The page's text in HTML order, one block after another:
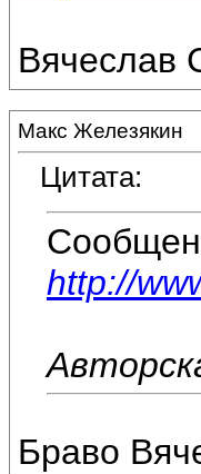
Вячеслав
Макс Железякин
Цитата:
http://
Браво